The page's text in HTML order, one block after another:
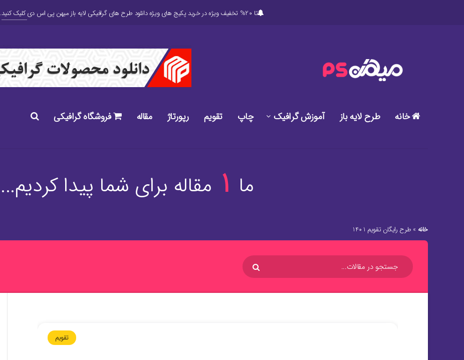
تا 20% تخفیف ویژه در خرید پکیج های ویژه دانلود طرح های گرافیکی لایه باز میهن پی اس دی کلیک کنید.
خانه طرح لایه باز آموزش گرافیک چاپ تقویم رپورتاژ مقاله فروشگاه گرافیکی
ما 1 مقاله برای شما پیدا کردیم...
خانه » طرح رایگان تقویم 1401
تقویم